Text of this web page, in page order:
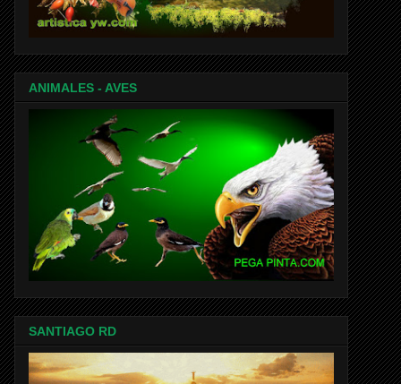
ANIMALES - AVES
SANTIAGO RD